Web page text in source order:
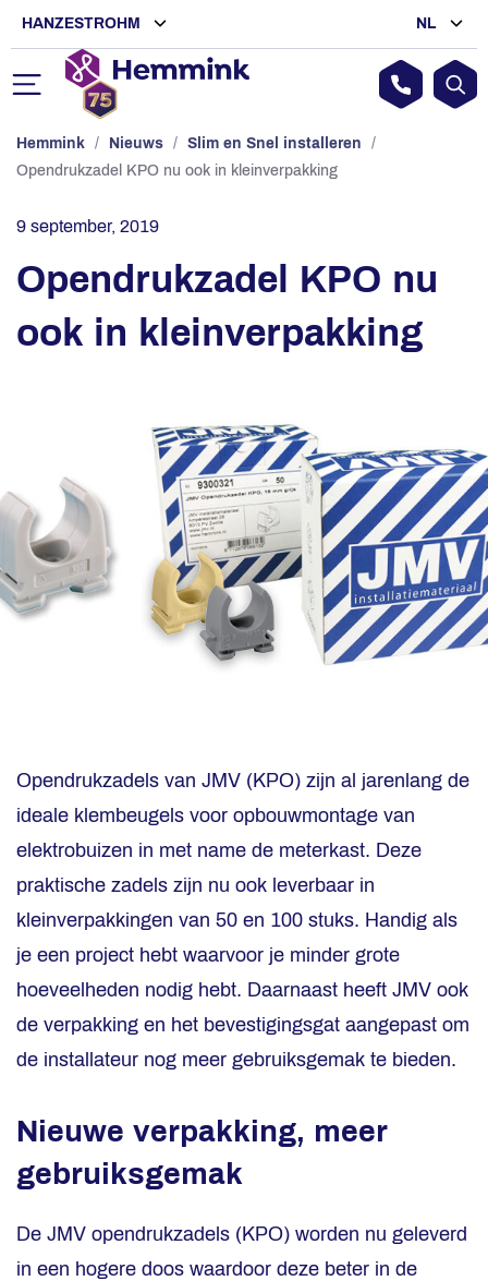
HANZESTROHM NL
Hemmink / Nieuws / Slim en Snel installeren
/
Opendrukzadel KPO nu ook in kleinverpakking
9 september, 2019
Opendrukzadel KPO nu
ook in kleinverpakking
Opendrukzadels van JMV (KPO) zijn al jarenlang de
ideale klembeugels voor opbouwmontage van
elektrobuizen in met name de meterkast. Deze
praktische zadels zijn nu ook leverbaar in
kleinverpakkingen van 50 en 100 stuks. Handig als
je een project hebt waarvoor je minder grote
hoeveelheden nodig hebt. Daarnaast heeft JMV ook
de verpakking en het bevestigingsgat aangepast om
de installateur nog meer gebruiksgemak te bieden.
Nieuwe verpakking, meer
gebruiksgemak
De JMV opendrukzadels (KPO) worden nu geleverd
in een hogere doos waardoor deze beter in de